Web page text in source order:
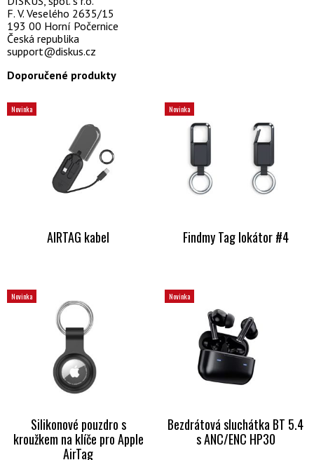
F. V. Veselého 2635/15
193 00 Horní Počernice
Česká republika
support@diskus.cz
Doporučené produkty
Novinka
AIRTAG kabel
Novinka
Findmy Tag lokátor #4
Novinka
Silikonové pouzdro s
kroužkem na klíče pro Apple
AirTag
Novinka
Bezdrátová sluchátka BT 5.4
s ANC/ENC HP30